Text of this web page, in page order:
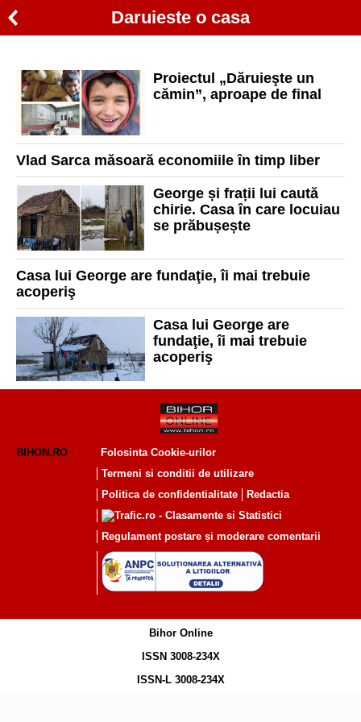
Daruieste o casa
Proiectul „Dăruieşte un
cămin”, aproape de final
Vlad Sarca măsoară economiile în timp liber
George și frații lui caută
chirie. Casa în care locuiau
se prăbușește
Casa lui George are fundaţie, îi mai trebuie
acoperiş
Casa lui George are
fundaţie, îi mai trebuie
acoperiş
BIHON.RO
Folosinta Cookie-urilor
Termeni si conditii de utilizare
Politica de confidentialitate
Redactia
Regulament postare și moderare comentarii
Bihor Online
ISSN 3008-234X
ISSN-L 3008-234X